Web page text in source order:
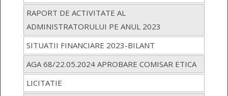
RAPORT DE ACTIVITATE AL
ADMINISTRATORULUI PE ANUL 2023
SITUATII FINANCIARE 2023-BILANT
AGA 68/22.05.2024 APROBARE COMISAR ETICA
LICITATIE